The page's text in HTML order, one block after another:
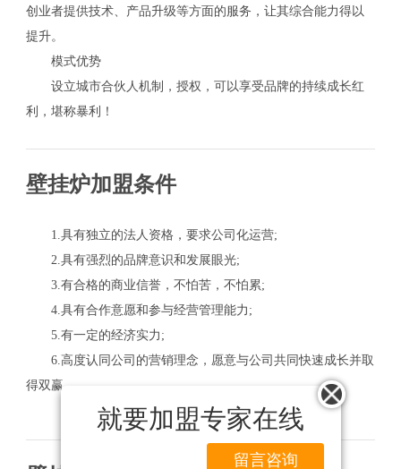
就要加盟专家在线
留言咨询
创业者提供技术、产品升级等方面的服务，让其综合能力得以
提升。
模式优势
设立城市合伙人机制，授权，可以享受品牌的持续成长红
利，堪称暴利！
壁挂炉加盟条件
1.具有独立的法人资格，要求公司化运营;
2.具有强烈的品牌意识和发展眼光;
3.有合格的商业信誉，不怕苦，不怕累;
4.具有合作意愿和参与经营管理能力;
5.有一定的经济实力;
6.高度认同公司的营销理念，愿意与公司共同快速成长并取
得双赢。